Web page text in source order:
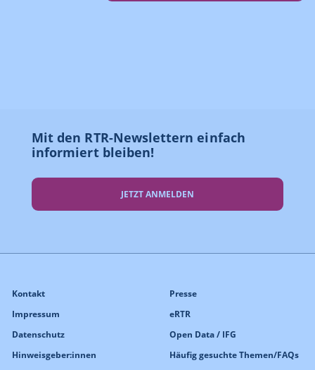
Mit den RTR-Newslettern einfach
informiert bleiben!
JETZT ANMELDEN
Kontakt
Impressum
Datenschutz
Hinweisgeber:innen
Presse
eRTR
Open Data / IFG
Häufig gesuchte Themen/FAQs